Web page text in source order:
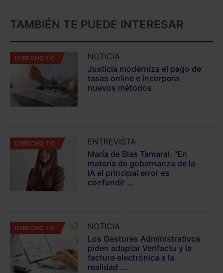
TAMBIÉN TE PUEDE INTERESAR
DERECHO TIC
NOTICIA
Justicia moderniza el pago de
tasas online e incorpora
nuevos métodos
DERECHO TIC
ENTREVISTA
María de Blas Tamaral: "En
materia de gobernanza de la
IA el principal error es
confundir ...
DERECHO TIC
NOTICIA
Los Gestores Administrativos
piden adaptar Verifactu y la
factura electrónica a la
realidad ...